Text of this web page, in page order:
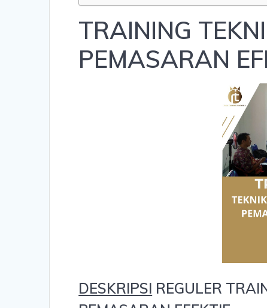
TRAINING
PEMASARAN
DESKRIPSI REGULER